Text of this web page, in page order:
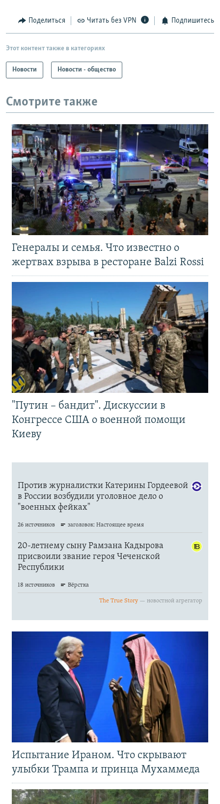
Поделиться Читать без VPN Подпишитесь
Этот контент также в категориях
Новости Новости - общество
Смотрите также
Генералы и семья. Что известно о
жертвах взрыва в ресторане Balzi Rossi
"Путин – бандит". Дискуссии в
Конгрессе США о военной помощи
Киеву
Испытание Ираном. Что скрывают
улыбки Трампа и принца Мухаммеда